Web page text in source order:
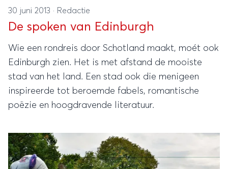
30 juni 2013 · Redactie
De spoken van Edinburgh
Wie een rondreis door Schotland maakt, moét ook
Edinburgh zien. Het is met afstand de mooiste
stad van het land. Een stad ook die menigeen
inspireerde tot beroemde fabels, romantische
poëzie en hoogdravende literatuur.